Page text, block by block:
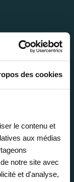
des cookies
le contenu et
aux médias
notre site avec
et d'analyse,